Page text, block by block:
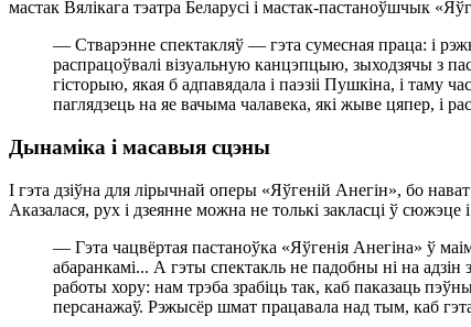
мастак Вялікага тэатра Беларусі і мастак-пастаноўшчык
— Стварэнне спектакляў — гэта сумесная праца: і
распрацоўвалі візуальную канцэпцыю, зыходзячы з
гісторыю, якая б адпавядала і паэзіі Пушкіна, і таму
паглядзець на яе вачыма чалавека, які жыве цяпер, і
Дынаміка і масавыя сцэны
І гэта дзіўна для лірычнай оперы «Яўгеній Анегін», бо
Аказалася, рух і дзеянне можна не толькі закласці ў
— Гэта чацвёртая пастаноўка «Яўгенія Анегіна» ў
абаранкамі... А гэты спектакль не падобны ні на
работы хору: нам трэба зрабіць так, каб паказаць
персанажаў. Рэжысёр шмат працавала над тым, каб